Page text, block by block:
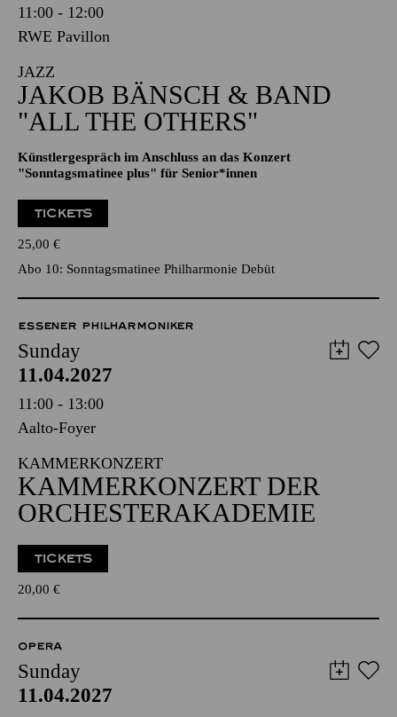
11:00 - 12:00
RWE Pavillon
JAZZ
JAKOB BÄNSCH & BAND
"ALL THE OTHERS"
Künstlergespräch im Anschluss an das Konzert
"Sonntagsmatinee plus" für Senior*innen
TICKETS
25,00 €
Abo 10: Sonntagsmatinee Philharmonie Debüt
ESSENER PHILHARMONIKER
Sunday
11.04.2027
11:00 - 13:00
Aalto-Foyer
KAMMERKONZERT
KAMMERKONZERT DER
ORCHESTERAKADEMIE
TICKETS
20,00 €
OPERA
Sunday
11.04.2027